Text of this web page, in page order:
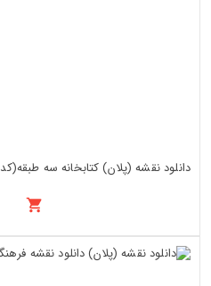
دانلود نقشه (پلان) کتابخانه سه طبقه(کد3030)